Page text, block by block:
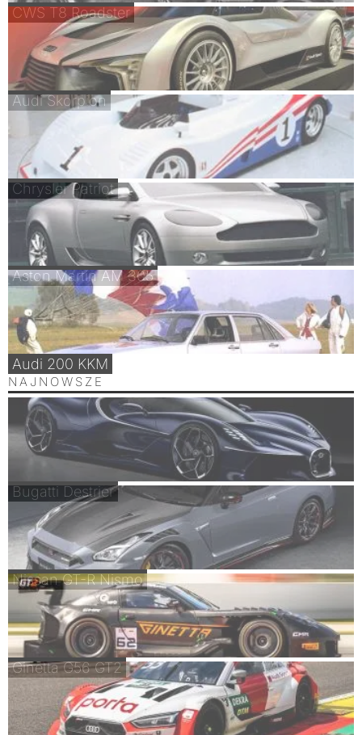
CWS T8 Roadster
Audi Skorpion
Chrysler Patriot
Aston Martin AM 305
Audi 200 KKM
NAJNOWSZE
Bugatti Destrier
Nissan GT-R Nismo
Ginetta G56 GT2